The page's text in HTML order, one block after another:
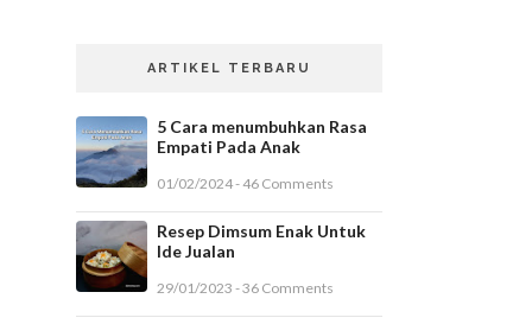
ARTIKEL TERBARU
5 Cara menumbuhkan Rasa
Empati Pada Anak
01/02/2024 - 46 Comments
Resep Dimsum Enak Untuk
Ide Jualan
29/01/2023 - 36 Comments